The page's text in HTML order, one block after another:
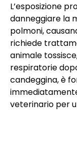
L’esposizione
danneggiare la
polmoni,
richiede
animale
respiratorie
candeggina, è
veterinario per